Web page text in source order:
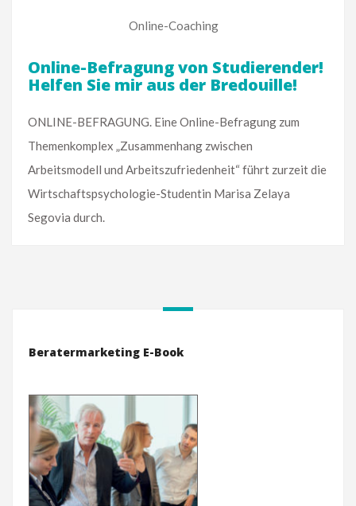
Online-Coaching
Online-Befragung von Studierender!
Helfen Sie mir aus der Bredouille!
ONLINE-BEFRAGUNG. Eine Online-Befragung zum
Themenkomplex „Zusammenhang zwischen
Arbeitsmodell und Arbeitszufriedenheit“ führt zurzeit die
Wirtschaftspsychologie-Studentin Marisa Zelaya
Segovia durch.
Beratermarketing E-Book